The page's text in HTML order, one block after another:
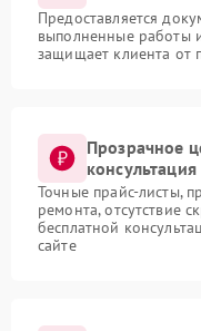
Предоставляется
выполненные работы
защищает клиента от
Прозрачное
консультация
Точные прайс-листы,
ремонта, отсутствие
бесплатной
сайте